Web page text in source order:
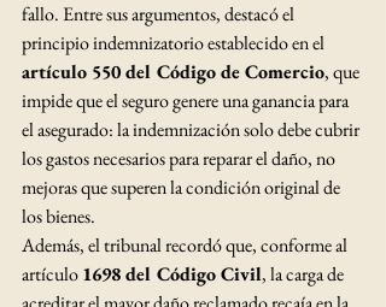
fallo. Entre sus argumentos, destacó el
principio indemnizatorio establecido en el
artículo 550 del Código de Comercio, que
impide que el seguro genere una ganancia para
el asegurado: la indemnización solo debe cubrir
los gastos necesarios para reparar el daño, no
mejoras que superen la condición original de
los bienes.
Además, el tribunal recordó que, conforme al
artículo 1698 del Código Civil, la carga de